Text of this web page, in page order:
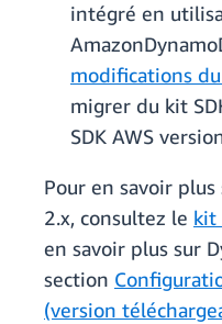
intégré en
modifications
migrer du kit
SDK AWS
Pour en savoir plus
2.x, consultez le kit
en savoir plus sur
section
(version